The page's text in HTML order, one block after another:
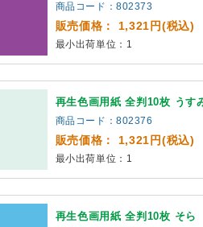
商品コード：802373
販売価格： 1,321円(税込)
最小出荷単位：1
再生色画用紙 全判10枚 うす
商品コード：802376
販売価格： 1,321円(税込)
最小出荷単位：1
再生色画用紙 全判10枚 そら